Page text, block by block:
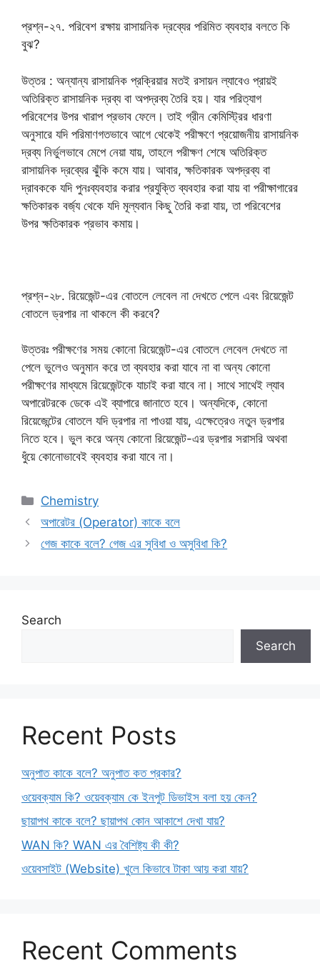
প্রশ্ন-২৭. পরিবেশ রক্ষায় রাসায়নিক দ্রব্যের পরিমিত ব্যবহার বলতে কি
বুঝ?
উত্তর : অন্যান্য রাসায়নিক প্রক্রিয়ার মতই রসায়ন ল্যাবেও প্রায়ই
অতিরিক্ত রাসায়নিক দ্রব্য বা অপদ্রব্য তৈরি হয়। যার পরিত্যাগ
পরিবেশের উপর খারাপ প্রভাব ফেলে। তাই গ্রীন কেমিস্ট্রির ধারণা
অনুসারে যদি পরিমাণগতভাবে আগে থেকেই পরীক্ষণে প্রয়োজনীয় রাসায়নিক
দ্রব্য নির্ভুলভাবে মেপে নেয়া যায়, তাহলে পরীক্ষণ শেষে অতিরিক্ত
রাসায়নিক দ্রব্যের ঝুঁকি কমে যায়। আবার, ক্ষতিকারক অপদ্রব্য বা
দ্রাবককে যদি পুনঃব্যবহার করার প্রযুক্তি ব্যবহার করা যায় বা পরীক্ষাগারের
ক্ষতিকারক বর্জ্য থেকে যদি মূল্যবান কিছু তৈরি করা যায়, তা পরিবেশের
উপর ক্ষতিকারক প্রভাব কমায়।
প্রশ্ন-২৮. রিয়েজেন্ট-এর বোতলে লেবেল না দেখতে পেলে এবং রিয়েজেন্ট
বোতলে ড্রপার না থাকলে কী করবে?
উত্তরঃ পরীক্ষণের সময় কোনো রিয়েজেন্ট-এর বোতলে লেবেল দেখতে না
পেলে ভুলেও অনুমান করে তা ব্যবহার করা যাবে না বা অন্য কোনো
পরীক্ষণের মাধ্যমে রিয়েজেন্টকে যাচাই করা যাবে না। সাথে সাথেই ল্যাব
অপারেটরকে ডেকে এই ব্যাপারে জানাতে হবে। অন্যদিকে, কোনো
রিয়েজেন্টের বোতলে যদি ড্রপার না পাওয়া যায়, এক্ষেত্রেও নতুন ড্রপার
নিতে হবে। ভুল করে অন্য কোনো রিয়েজেন্ট-এর ড্রপার সরাসরি অথবা
ধুঁয়ে কোনোভাবেই ব্যবহার করা যাবে না।
Categories
Chemistry
অপারেটর (Operator) কাকে বলে
গেজ কাকে বলে? গেজ এর সুবিধা ও অসুবিধা কি?
Search
Search
Recent Posts
অনুপাত কাকে বলে? অনুপাত কত প্রকার?
ওয়েবক্যাম কি? ওয়েবক্যাম কে ইনপুট ডিভাইস বলা হয় কেন?
ছায়াপথ কাকে বলে? ছায়াপথ কোন আকাশে দেখা যায়?
WAN কি? WAN এর বৈশিষ্ট্য কী কী?
ওয়েবসাইট (Website) খুলে কিভাবে টাকা আয় করা যায়?
Recent Comments